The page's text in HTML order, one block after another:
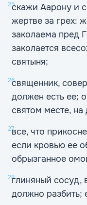
25скажи Аарону и
жертве за грех:
заколаема пред
заколается
святыня;
26священник,
должен есть ее;
святом месте,
27все, что
если кровью ее
обрызганное
28глиняный сосуд,
должно разбить;